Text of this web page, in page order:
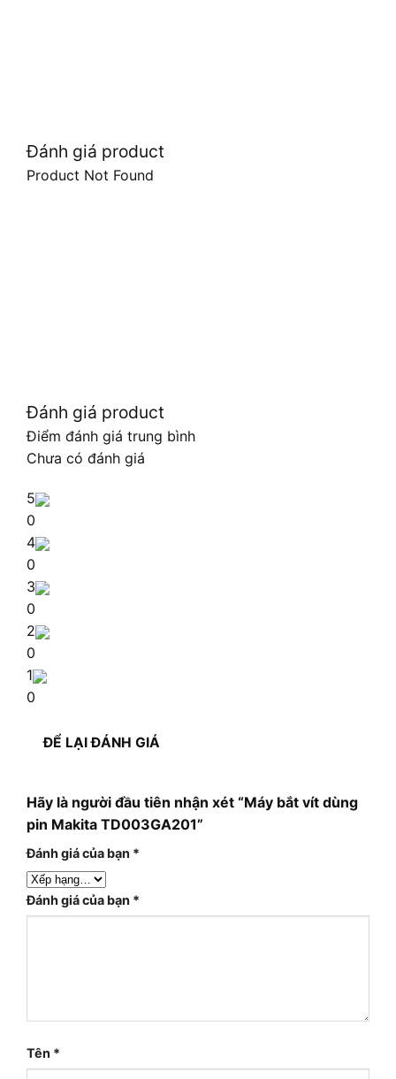
Đánh giá product
Product Not Found
Đánh giá product
Điểm đánh giá trung bình
Chưa có đánh giá
5
0
4
0
3
0
2
0
1
0
ĐỂ LẠI ĐÁNH GIÁ
Hãy là người đầu tiên nhận xét “Máy bắt vít dùng
pin Makita TD003GA201”
Đánh giá của bạn *
Đánh giá của bạn *
Tên *